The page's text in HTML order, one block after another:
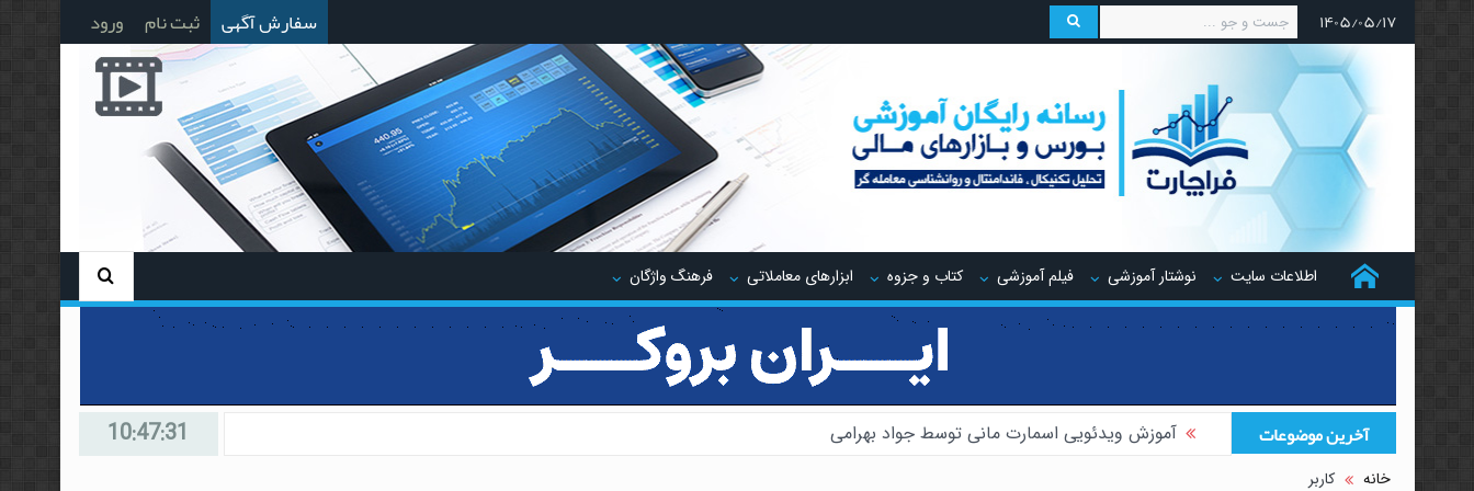
۱۴۰۵/۰۵/۱۷ سفارش آگهی ثبت نام ورود
اطلاعات سایت نوشتار آموزشی فیلم آموزشی کتاب و جزوه ابزارهای معاملاتی فرهنگ واژگان
آخرین موضوعات
آموزش ویدئویی اسمارت مانی توسط جواد بهرامی
10:47:31
خانه کاربر